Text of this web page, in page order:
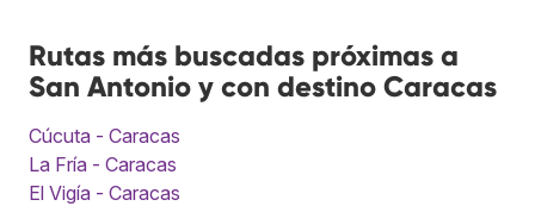
Rutas más buscadas próximas a
San Antonio y con destino Caracas
Cúcuta - Caracas
La Fría - Caracas
El Vigía - Caracas